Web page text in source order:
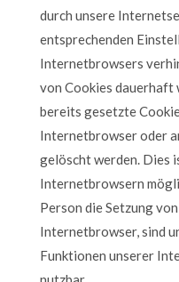
durch unsere
entsprechenden
Internetbrowsers
von Cookies dauerhaft
bereits gesetzte
Internetbrowser oder
gelöscht werden. Dies
Internetbrowsern
Person die Setzung
Internetbrowser, sind
Funktionen unserer